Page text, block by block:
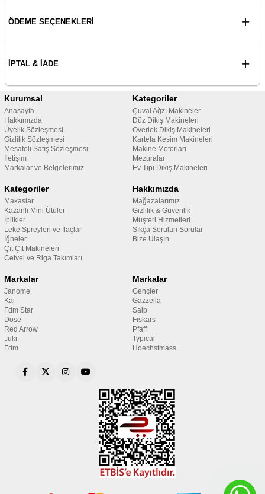
ÖDEME SEÇENEKLERI
İPTAL & İADE
Kurumsal
Anasayfa
Hakkımızda
Üyelik Sözleşmesi
Gizlilik Sözleşmesi
Mesafeli Satış Sözleşmesi
İletişim
Markalar ve Belgelerimiz
Kategoriler
Çuval Ağzı Makineler
Düz Dikiş Makineleri
Overlok Dikiş Makineleri
Kartela Kesim Makineleri
Makine Motorları
Mezuralar
Ev Tipi Dikiş Makineleri
Kategoriler
Makaslar
Kazanlı Mini Ütüler
İplikler
Leke Spreyleri ve İlaçlar
İğneler
Çıt Çıt Makineleri
Cetvel ve Riga Takımları
Hakkımızda
Mağazalarımız
Gizlilik & Güvenlik
Müşteri Hizmetleri
Sıkça Sorulan Sorular
Bize Ulaşın
Markalar
Janome
Kai
Fdm Star
Dose
Red Arrow
Juki
Fdm
Markalar
Gençler
Gazzella
Saip
Fiskars
Pfaff
Typical
Hoechstmass